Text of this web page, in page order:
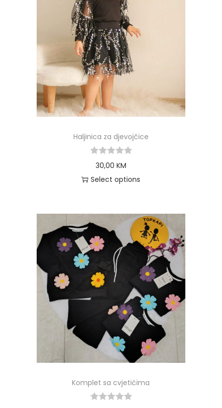
Haljinica za djevojčice
30,00 KM
Select options
Komplet sa cvjetićima